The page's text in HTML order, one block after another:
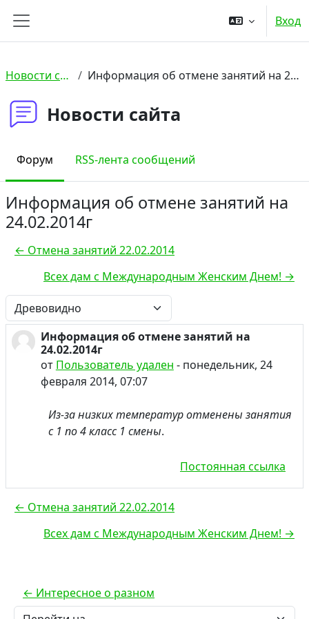
Боковая панель
Вход
Новости сайта Информация об отмене занятий на 24.02.2014г
Новости сайта
Форум RSS-лента сообщений
Информация об отмене занятий на
24.02.2014г
← Отмена занятий 22.02.2014
Всех дам с Международным Женским Днем! →
Режим отображения
Информация об отмене занятий на
24.02.2014г
от Пользователь удален - понедельник, 24
февраля 2014, 07:07
Количество ответов: 0
Из-за низких температур отменены занятия
с 1 по 4 класс 1 смены.
Постоянная ссылка
← Отмена занятий 22.02.2014
Всех дам с Международным Женским Днем! →
← Интересное о разном